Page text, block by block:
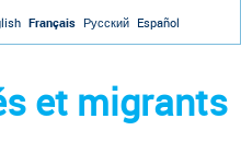
Français Русский Español
et migrants